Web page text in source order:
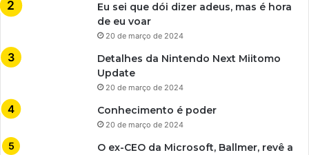
Eu sei que dói dizer adeus, mas é hora
de eu voar
20 de março de 2024
Detalhes da Nintendo Next Miitomo
Update
20 de março de 2024
Conhecimento é poder
20 de março de 2024
O ex-CEO da Microsoft, Ballmer, revê a